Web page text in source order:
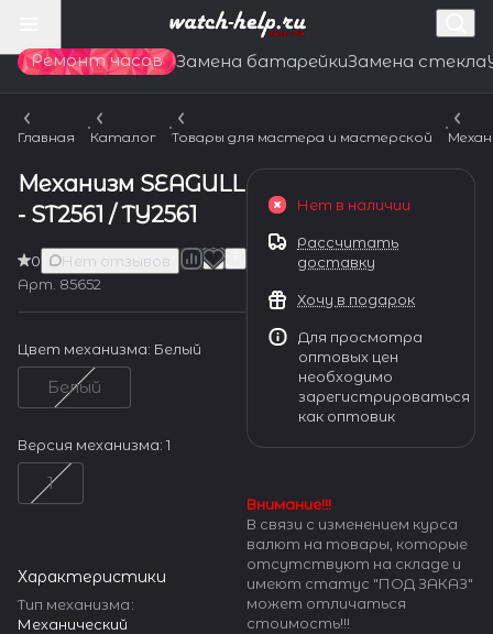
Ремонт часов Замена батарейкиЗамена стекла
Главная Каталог Товары для мастера и мастерской
Механизм SEAGULL
- ST2561 / TY2561
0
Нет отзывов
Арт. 85652
Цвет механизма: Белый
Белый
Версия механизма: 1
1
Характеристики
Тип механизма:
Механический
Нет в наличии
Рассчитать
доставку
Хочу в подарок
Для просмотра
оптовых цен
необходимо
зарегистрироваться
как оптовик
Внимание!!!
В связи с изменением курса
валют на товары, которые
отсутствуют на складе и
имеют статус "ПОД ЗАКАЗ"
может отличаться
стоимость!!!